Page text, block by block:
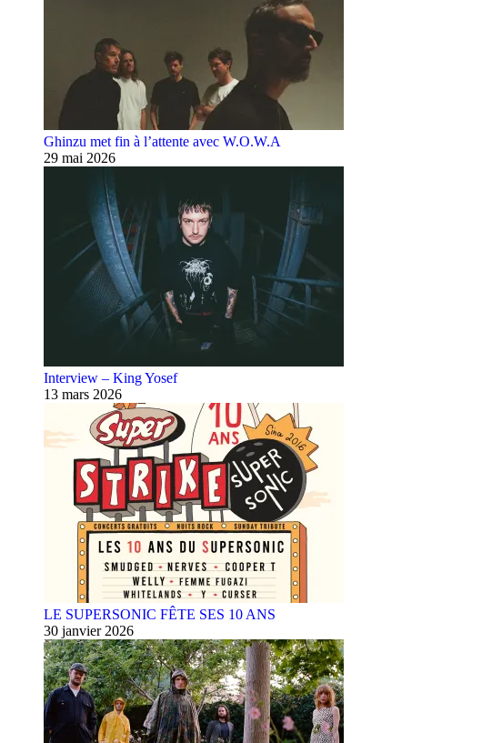
Ghinzu met fin à l’attente avec W.O.W.A
29 mai 2026
Interview – King Yosef
13 mars 2026
LE SUPERSONIC FÊTE SES 10 ANS
30 janvier 2026